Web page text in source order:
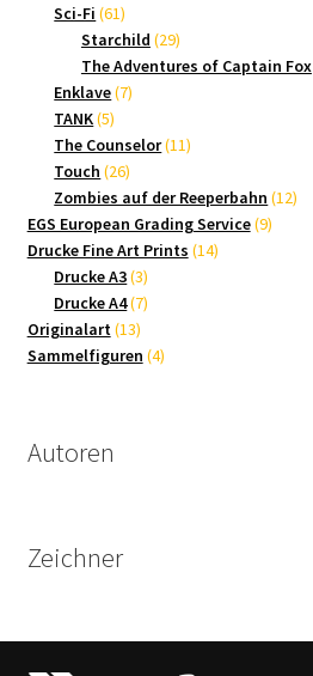
Sci-Fi 6161
Produkte
Starchild 2929
Produkte
The Adventures of Captain Fox
Enklave 77
TANK 55
Produkte
The Counselor 1111
Touch 2626
Produkte
Zombies auf der Reeperbahn 1212
EGS European Grading Service 99
Drucke Fine Art Prints 1414
Drucke A3 33
Produkte
Drucke A4 77
Originalart 1313
Produkte
Sammelfiguren 44
Autoren
Zeichner